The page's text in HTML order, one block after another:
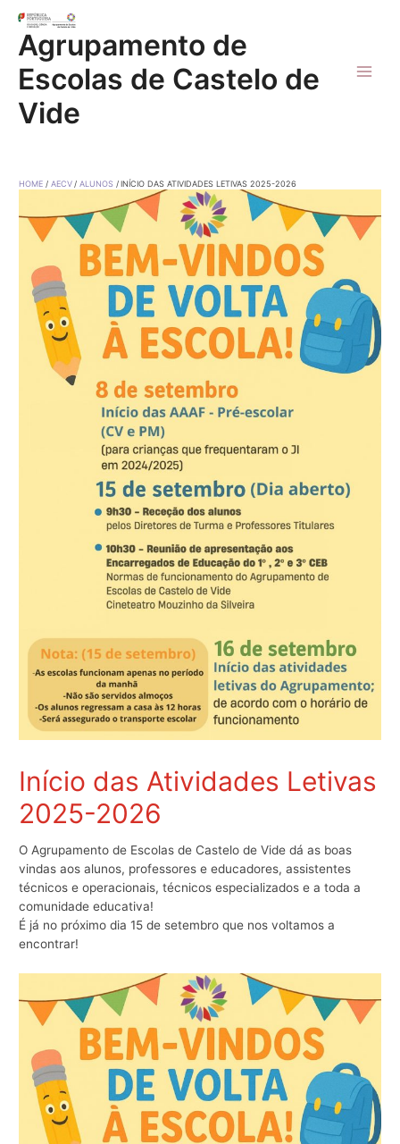
content
Agrupamento de
Escolas de Castelo de
Vide
HOME AECV ALUNOS INÍCIO DAS ATIVIDADES LETIVAS 2025-2026
Início das Atividades Letivas
2025-2026
O Agrupamento de Escolas de Castelo de Vide dá as boas
vindas aos alunos, professores e educadores, assistentes
técnicos e operacionais, técnicos especializados e a toda a
comunidade educativa!
É já no próximo dia 15 de setembro que nos voltamos a
encontrar!